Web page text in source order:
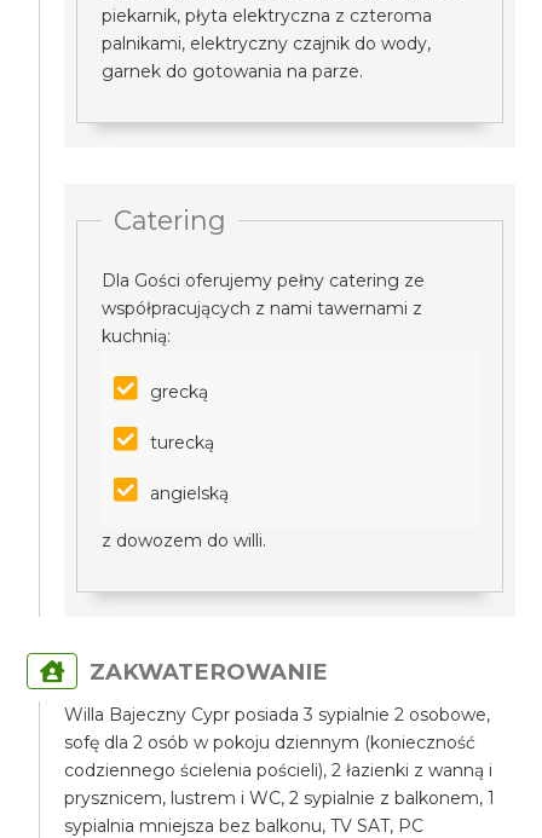
piekarnik, płyta elektryczna z czteroma
palnikami, elektryczny czajnik do wody,
garnek do gotowania na parze.
Catering
Dla Gości oferujemy pełny catering ze
współpracujących z nami tawernami z
kuchnią:
grecką
turecką
angielską
z dowozem do willi.
ZAKWATEROWANIE
Willa Bajeczny Cypr posiada 3 sypialnie 2 osobowe,
sofę dla 2 osób w pokoju dziennym (konieczność
codziennego ścielenia pościeli), 2 łazienki z wanną i
prysznicem, lustrem i WC, 2 sypialnie z balkonem, 1
sypialnia mniejsza bez balkonu, TV SAT, PC